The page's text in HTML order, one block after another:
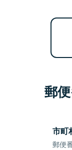
郵
市町
郵便